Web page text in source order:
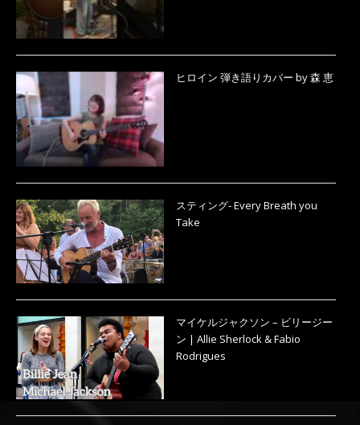
ヒロイン 弾き語りカバー by 森 恵
スティング- Every Breath you
Take
マイケルジャクソン – ビリージー
ン | Allie Sherlock & Fabio
Rodrigues